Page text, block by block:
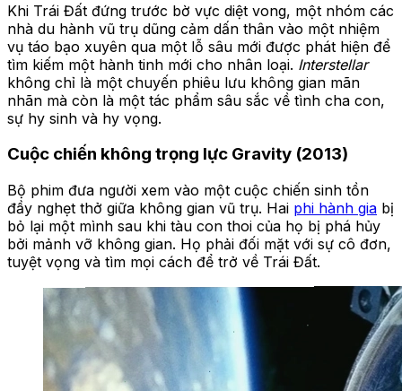
Khi Trái Đất đứng trước bờ vực diệt vong, một nhóm các
nhà du hành vũ trụ dũng cảm dấn thân vào một nhiệm
vụ táo bạo xuyên qua một lỗ sâu mới được phát hiện để
tìm kiếm một hành tinh mới cho nhân loại. Interstellar
không chỉ là một chuyến phiêu lưu không gian mãn
nhãn mà còn là một tác phẩm sâu sắc về tình cha con,
sự hy sinh và hy vọng.
Cuộc chiến không trọng lực Gravity (2013)
Bộ phim đưa người xem vào một cuộc chiến sinh tồn
đầy nghẹt thở giữa không gian vũ trụ. Hai phi hành gia bị
bỏ lại một mình sau khi tàu con thoi của họ bị phá hủy
bởi mảnh vỡ không gian. Họ phải đối mặt với sự cô đơn,
tuyệt vọng và tìm mọi cách để trở về Trái Đất.